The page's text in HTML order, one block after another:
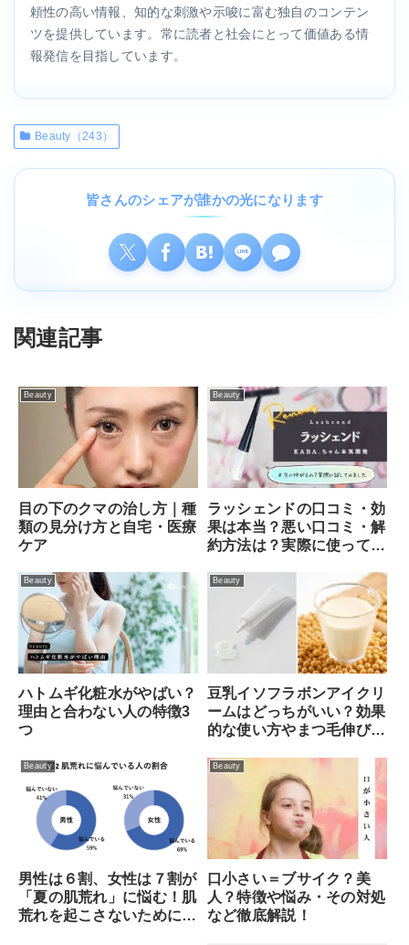
頼性の高い情報、知的な刺激や示唆に富む独自のコンテン
ツを提供しています。常に読者と社会にとって価値ある情
報発信を目指しています。
Beauty（243）
皆さんのシェアが誰かの光になります
関連記事
Beauty
目の下のクマの治し方｜種
類の見分け方と自宅・医療
ケア
Beauty
ラッシェンドの口コミ・効
果は本当？悪い口コミ・解
約方法は？実際に使ってみ
Beauty
ハトムギ化粧水がやばい？
理由と合わない人の特徴3
つ
Beauty
豆乳イソフラボンアイクリ
ームはどっちがいい？効果
的な使い方やまつ毛伸びる
Beauty
男性は６割、女性は７割が
「夏の肌荒れ」に悩む！肌
荒れを起こさないために行
Beauty
口小さい＝ブサイク？美
人？特徴や悩み・その対処
など徹底解説！